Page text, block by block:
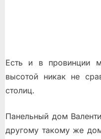
Есть и в провинции
высотой никак не
столиц.
Панельный дом
другому такому же